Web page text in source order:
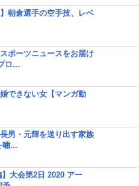
朝倉選手の空手技、レベ
ポーツニュースをお届け
ロ...
できない女【マンガ動
男・元輝を送り出す家族
噛...
】大会第2日 2020 アー